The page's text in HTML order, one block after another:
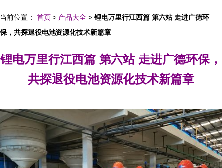
当前位置： 首页 > 产品大全 > 锂电万里行江西篇 第六站 走进广德环
保，共探退役电池资源化技术新篇章
锂电万里行江西篇 第六站 走进广德环保，
共探退役电池资源化技术新篇章